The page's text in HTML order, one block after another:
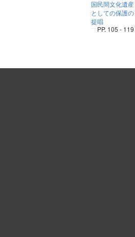
国民間文化遺産
としての保護の
提唱
PP. 105 - 119